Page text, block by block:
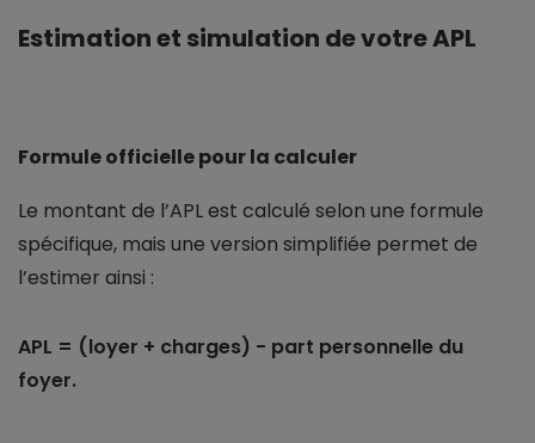
Estimation et simulation de votre APL
Formule officielle pour la calculer
Le montant de l’APL est calculé selon une formule
spécifique, mais une version simplifiée permet de
l’estimer ainsi :
APL = (loyer + charges) - part personnelle du
foyer.